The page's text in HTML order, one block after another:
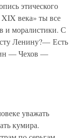
этического
века» ты все
и моралистики. С
Ленину?— Есть
— Чехов —
уважать
кумира.